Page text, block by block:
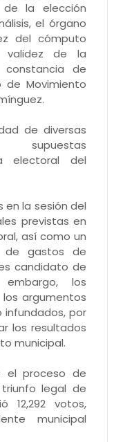
la elección
el órgano
del cómputo
validez de la
de
Movimiento
de diversas
supuestas
electoral del
en la sesión del
previstas en
así como un
de gastos de
candidato de
embargo, los
argumentos
por
los resultados
municipal.
el proceso de
legal de
12,292 votos,
municipal